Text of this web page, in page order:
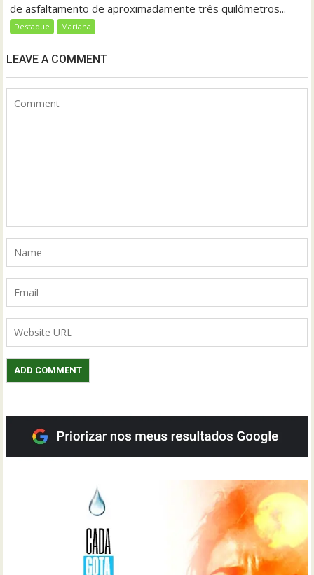
de asfaltamento de aproximadamente três quilômetros...
Destaque Mariana
LEAVE A COMMENT